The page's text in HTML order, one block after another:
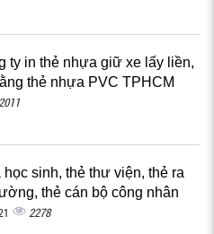
ty in thẻ nhựa giữ xe lấy liền,
thẻ nhựa PVC TPHCM
học sinh, thẻ thư viện, thẻ ra
thẻ cán bộ công nhân
2278